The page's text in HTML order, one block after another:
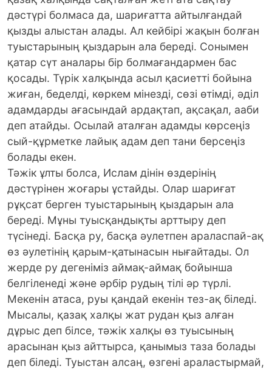
дәстүрі болмаса да, шариғатта айтылғандай
қызды алыстан алады. Ал кейбірі жақын болған
туыстарының қыздарын ала береді. Сонымен
қатар сүт аналары бір болмағандармен бас
қосады. Түрік халқында асыл қасиетті бойына
жиған, беделді, көркем мінезді, сөзі өтімді, әділ
адамдарды ағасындай ардақтап, ақсақал, ааби
деп атайды. Осылай аталған адамды көрсеңіз
сый-құрметке лайық адам деп тани берсеңіз
болады екен.
Тәжік ұлты болса, Ислам дінін өздерінің
дәстүрінен жоғары ұстайды. Олар шариғат
рұқсат берген туыстарының қыздарын ала
береді. Мұны туысқандықты арттыру деп
түсінеді. Басқа ру, басқа әулетпен араласпай-ақ
өз әулетінің қарым-қатынасын нығайтады. Ол
жерде ру дегеніміз аймақ-аймақ бойынша
белгіленеді және әрбір рудың тілі әр түрлі.
Мекенін атаса, руы қандай екенін тез-ақ біледі.
Мысалы, қазақ халқы жат рудан қыз алған
дұрыс деп білсе, тәжік халқы өз туысының
арасынан қыз айттырса, қанымыз таза болады
деп біледі. Туыстан алсаң, өзгені араластырмай,